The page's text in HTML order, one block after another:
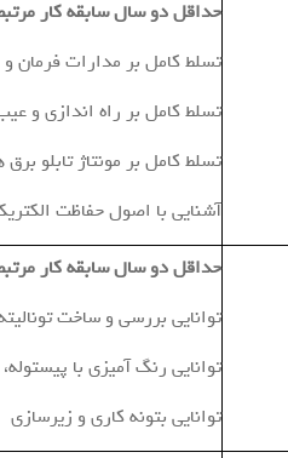
حداقل دو سال سابقه کار
تسلط کامل بر مدارات فرمان
تسلط کامل بر راه اندازی و
تسلط کامل بر مونتاژ تابلو
آشنایی با اصول حفاظت
حداقل دو سال سابقه کار
توانايي بررسي و ساخت
توانايي رنگ آميزي با
توانايي بتونه كاري و زيرسازي